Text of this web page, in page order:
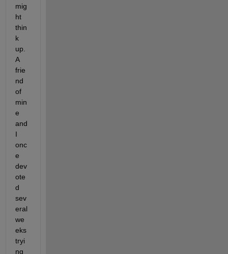
mig
ht
thin
k
up.
A
frie
nd
of
min
e
and
I
onc
e
dev
ote
d
sev
eral
we
eks
tryi
ng